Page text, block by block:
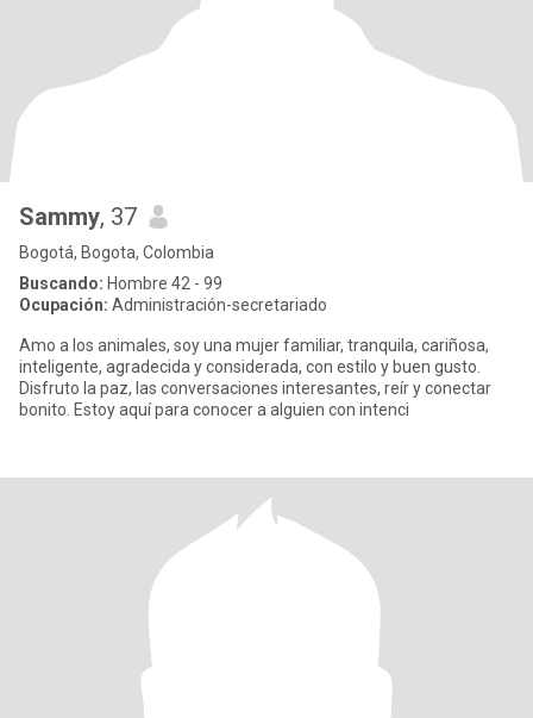
Sammy, 37
Bogotá, Bogota, Colombia
Buscando: Hombre 42 - 99
Ocupación: Administración-secretariado
Amo a los animales, soy una mujer familiar, tranquila, cariñosa,
inteligente, agradecida y considerada, con estilo y buen gusto.
Disfruto la paz, las conversaciones interesantes, reír y conectar
bonito. Estoy aquí para conocer a alguien con intenci